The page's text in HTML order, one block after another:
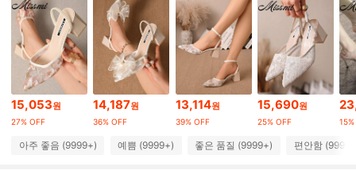
4.84 253K 팔로워
4.84 253K 팔로워
15,053원
27% OFF
14,187원
36% OFF
13,114원
39% OFF
15,690원
25% OFF
아주 좋음 (9999+) 예쁨 (9999+) 좋은 품질 (9999+) 편안함